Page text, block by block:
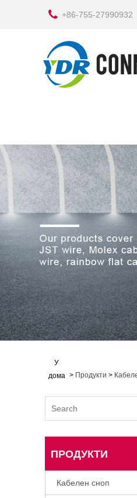
+86-755-27990932
У
дома > Продукти >
ПРОДУКТИ
Кабелен сноп